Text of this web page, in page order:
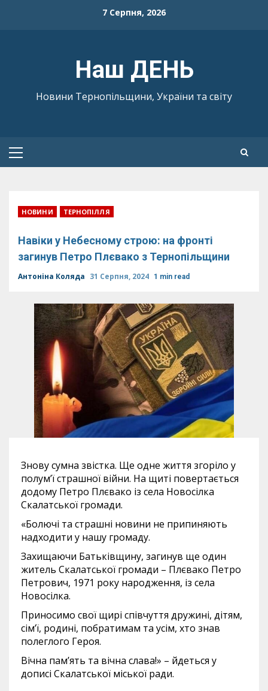
7 Серпня, 2026
Наш ДЕНЬ
Новини Тернопільщини, України та світу
Primary
НОВИНИ ТЕРНОПІЛЛЯ
Навіки у Небесному строю: на фронті
загинув Петро Плєвако з Тернопільщини
Антоніна Коляда 31 Серпня, 2024 1 min read
Знову сумна звістка. Ще одне життя згоріло у
полум’ї страшної війни. На щиті повертається
додому Петро Плєвако із села Новосілка
Скалатської громади.
«Болючі та страшні новини не припиняють
надходити у нашу громаду.
Захищаючи Батьківщину, загинув ще один
житель Скалатської громади – Плєвако Петро
Петрович, 1971 року народження, із села
Новосілка.
Приносимо свої щирі співчуття дружині, дітям,
сімʼї, родині, побратимам та усім, хто знав
полеглого Героя.
Вічна памʼять та вічна слава!» – йдеться у
дописі Скалатської міської ради.